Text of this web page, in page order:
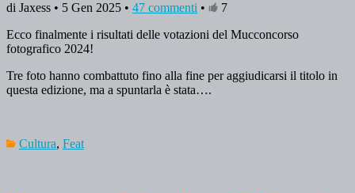
di Jaxess • 5 Gen 2025 • 47 commenti •
7
Ecco finalmente i risultati delle votazioni del Mucconcorso
fotografico 2024!
Tre foto hanno combattuto fino alla fine per aggiudicarsi il titolo in
questa edizione, ma a spuntarla è stata….
Cultura, Feat